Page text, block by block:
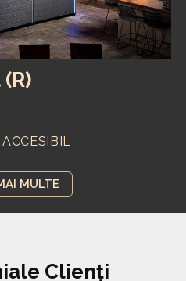
MULTE
Clienți